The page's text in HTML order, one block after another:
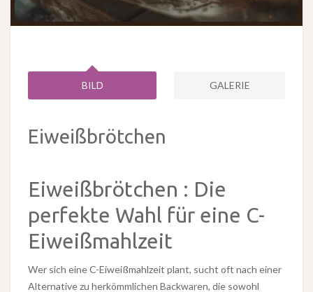
BILD GALERIE
Eiweißbrötchen
Eiweißbrötchen : Die
perfekte Wahl für eine C-
Eiweißmahlzeit
Wer sich eine C-Eiweißmahlzeit plant, sucht oft nach einer
Alternative zu herkömmlichen Backwaren, die sowohl